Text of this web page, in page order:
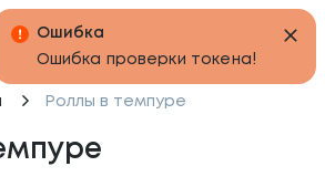
Роллы в темпуре